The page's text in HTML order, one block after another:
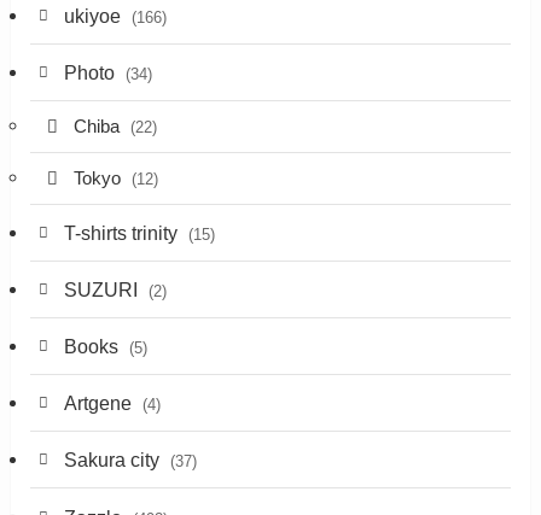
ukiyoe (166)
Photo (34)
Chiba (22)
Tokyo (12)
T-shirts trinity (15)
SUZURI (2)
Books (5)
Artgene (4)
Sakura city (37)